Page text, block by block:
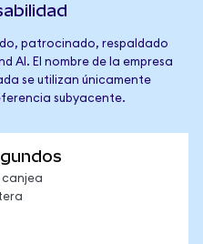
patrocinado, respaldado
AI. El nombre de la empresa
se utilizan únicamente
subyacente.
canjea